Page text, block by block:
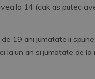
la 14 (dak as putea
19 ani jumatate ii
la un an si jumatate de